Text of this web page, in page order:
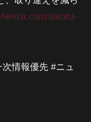
satoru-
情報優先 #ニュ